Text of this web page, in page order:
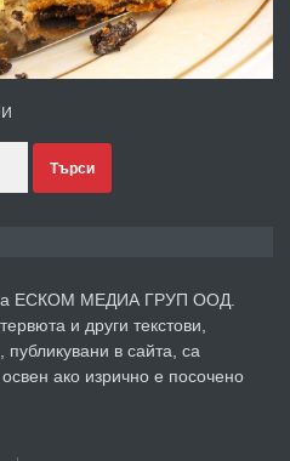
Офис под наем в кв.
Хасково-близо до
градина!
ТРИСТАЕН
парцел в гр. Хасково кв.
ток, вода,канализация,
Търси
на ЕСКОМ МЕДИА ГРУП ООД.
и други текстови,
в сайта, са
ако изрично е посочено